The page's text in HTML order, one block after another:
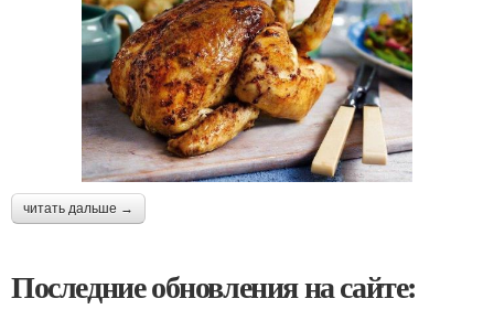
читать дальше →
Последние обновления на сайте: